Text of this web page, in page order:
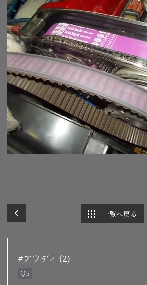
一覧へ戻る
#アウディ (2)
Q5